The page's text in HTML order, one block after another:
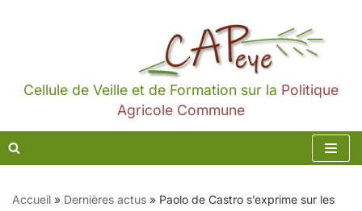
contenu
Cellule de Veille et de Formation sur la Politique
Agricole Commune
Accueil » Dernières actus » Paolo de Castro s’exprime sur les